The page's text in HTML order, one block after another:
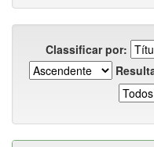
Classificar por: